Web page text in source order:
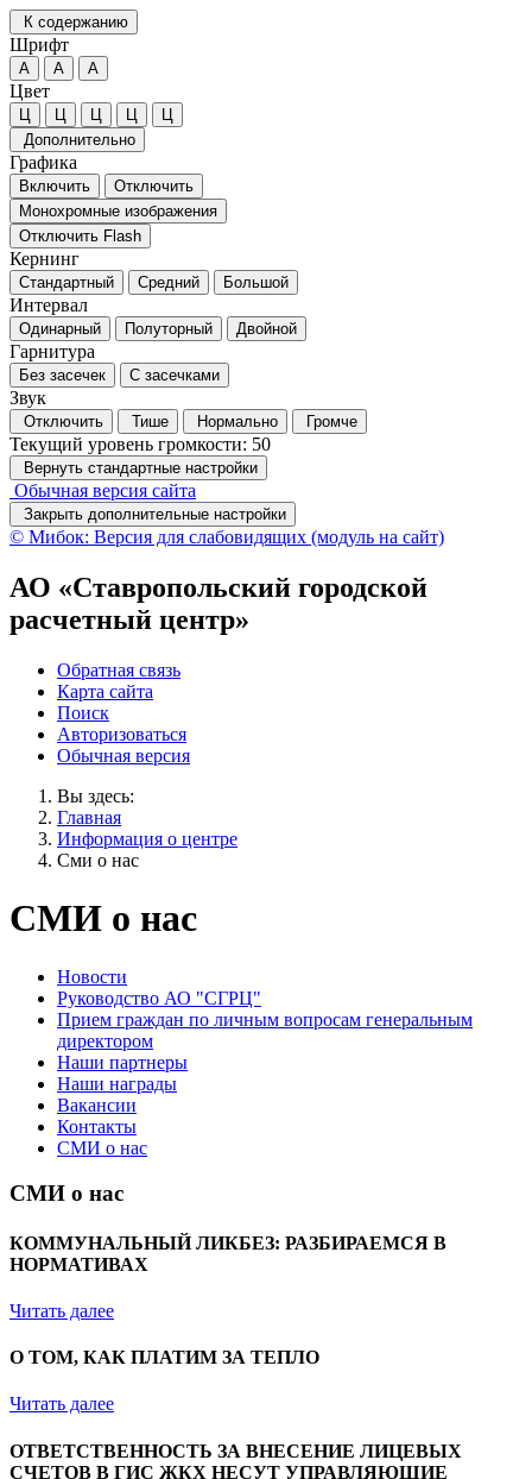
К содержанию
Шрифт
А А А
Цвет
Ц Ц Ц Ц
Ц
Дополнительно
Графика
Включить
Отключить
Монохромные изображения
Отключить Flash
Кернинг
Стандартный Средний Большой
Интервал
Одинарный Полуторный Двойной
Гарнитура
Без засечек С засечками
Звук
Отключить Тише Нормально Громче
Текущий уровень громкости: 50
Вернуть стандартные настройки
Обычная версия сайта
Закрыть дополнительные настройки
© Мибок: Версия для слабовидящих (модуль на сайт)
АО «Ставропольский городской
расчетный центр»
Обратная связь
Карта сайта
Поиск
Авторизоваться
Обычная версия
Вы здесь:
Главная
Информация о центре
Сми о нас
СМИ о нас
Новости
Руководство АО "СГРЦ"
Прием граждан по личным вопросам генеральным
директором
Наши партнеры
Наши награды
Вакансии
Контакты
СМИ о нас
СМИ о нас
КОММУНАЛЬНЫЙ ЛИКБЕЗ: РАЗБИРАЕМСЯ В
НОРМАТИВАХ
Читать далее
О ТОМ, КАК ПЛАТИМ ЗА ТЕПЛО
Читать далее
ОТВЕТСТВЕННОСТЬ ЗА ВНЕСЕНИЕ ЛИЦЕВЫХ
СЧЕТОВ В ГИС ЖКХ НЕСУТ УПРАВЛЯЮЩИЕ